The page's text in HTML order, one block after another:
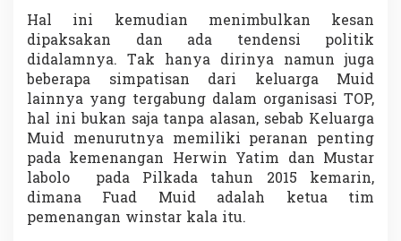
Hal ini kemudian menimbulkan kesan
dipaksakan dan ada tendensi politik
didalamnya. Tak hanya dirinya namun juga
beberapa simpatisan dari keluarga Muid
lainnya yang tergabung dalam organisasi TOP,
hal ini bukan saja tanpa alasan, sebab Keluarga
Muid menurutnya memiliki peranan penting
pada kemenangan Herwin Yatim dan Mustar
labolo pada Pilkada tahun 2015 kemarin,
dimana Fuad Muid adalah ketua tim
pemenangan winstar kala itu.